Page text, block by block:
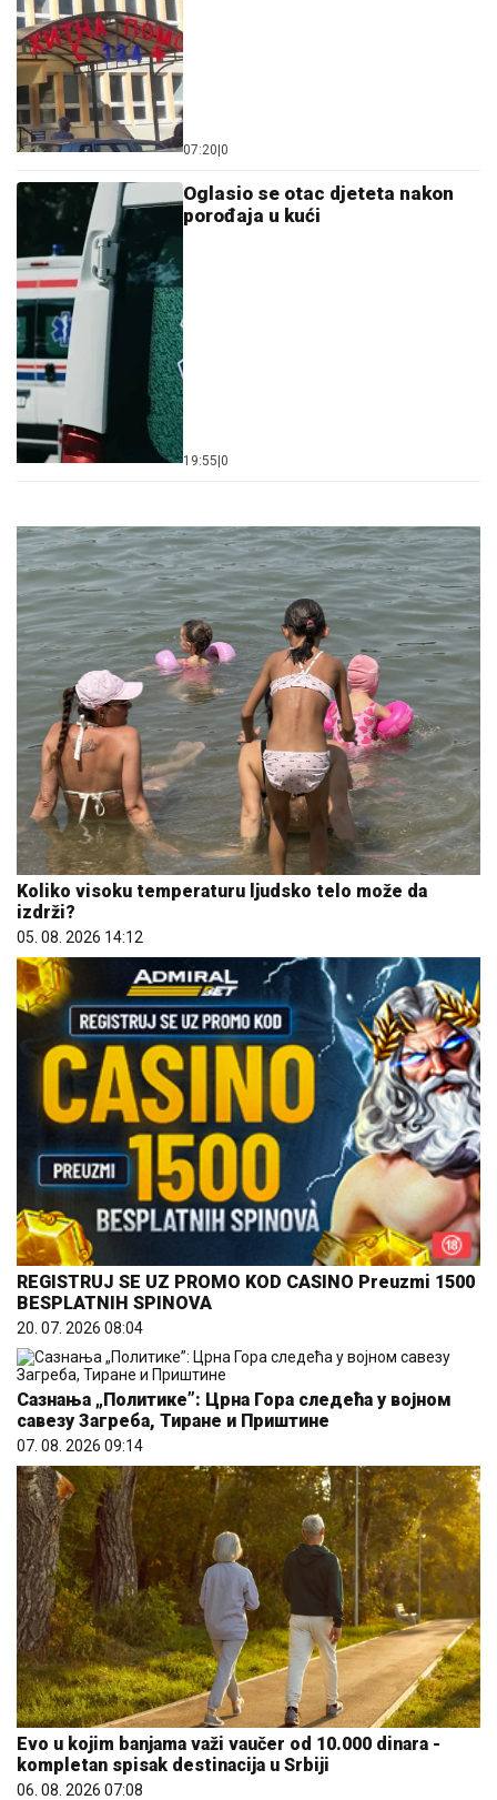
07:20 0
Oglasio se otac djeteta nakon
porođaja u kući
19:55 0
Koliko visoku temperaturu ljudsko telo može da
izdrži?
05. 08. 2026 14:12
REGISTRUJ SE UZ PROMO KOD CASINO Preuzmi 1500
BESPLATNIH SPINOVA
20. 07. 2026 08:04
Сазнања „Политике”: Црна Гора следећа у војном
савезу Загреба, Тиране и Приштине
07. 08. 2026 09:14
Evo u kojim banjama važi vaučer od 10.000 dinara -
kompletan spisak destinacija u Srbiji
06. 08. 2026 07:08